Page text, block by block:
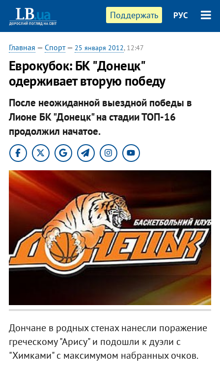
Поддержать РУС
Главная — Спорт— 25 января 2012, 12:47
Еврокубок: БК "Донецк"
одерживает вторую победу
После неожиданной выездной победы в
Лионе БК "Донецк" на стадии ТОП-16
продолжил начатое.
Дончане в родных стенах нанесли поражение
греческому "Арису" и подошли к дуэли с
"Химками" с максимумом набранных очков.